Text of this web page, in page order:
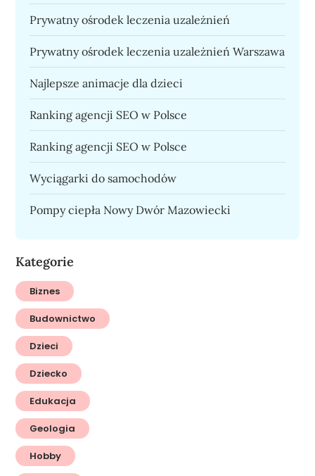
Prywatny ośrodek leczenia uzależnień
Prywatny ośrodek leczenia uzależnień Warszawa
Najlepsze animacje dla dzieci
Ranking agencji SEO w Polsce
Ranking agencji SEO w Polsce
Wyciągarki do samochodów
Pompy ciepła Nowy Dwór Mazowiecki
Kategorie
Biznes
Budownictwo
Dzieci
Dziecko
Edukacja
Geologia
Hobby